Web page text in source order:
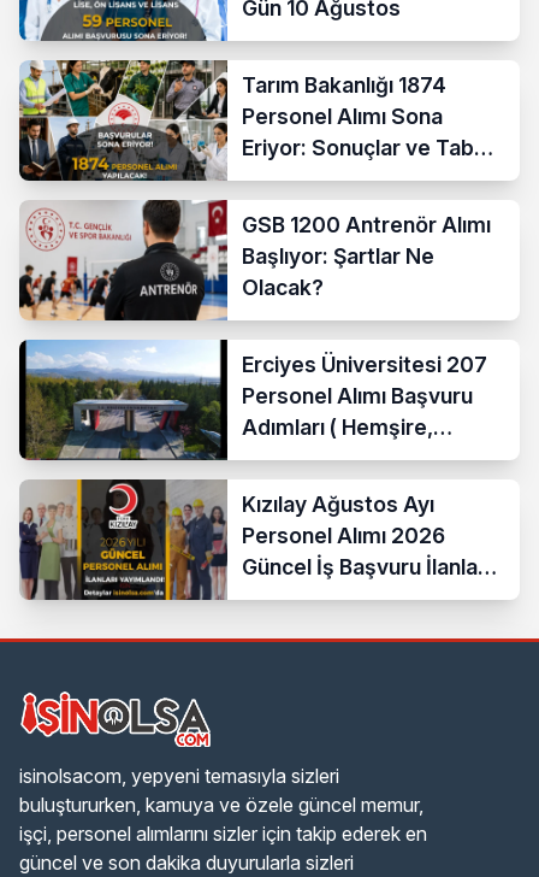
Gün 10 Ağustos
Tarım Bakanlığı 1874
Personel Alımı Sona
Eriyor: Sonuçlar ve Taban
KPSS Ne Zaman?
GSB 1200 Antrenör Alımı
Başlıyor: Şartlar Ne
Olacak?
Erciyes Üniversitesi 207
Personel Alımı Başvuru
Adımları ( Hemşire,
Temizlik Personeli )
Kızılay Ağustos Ayı
Personel Alımı 2026
Güncel İş Başvuru İlanları
Yayımladı!
isinolsacom, yepyeni temasıyla sizleri
buluştururken, kamuya ve özele güncel memur,
işçi, personel alımlarını sizler için takip ederek en
güncel ve son dakika duyurularla sizleri